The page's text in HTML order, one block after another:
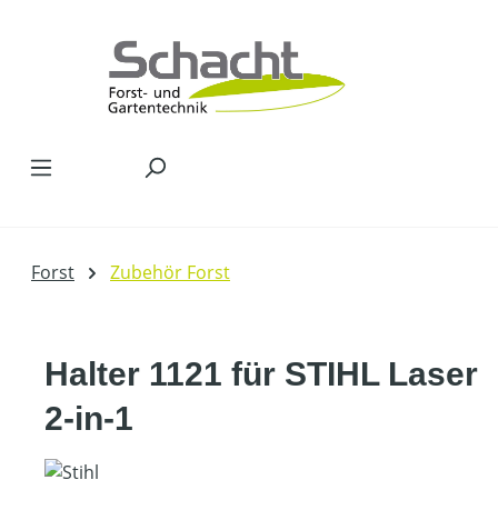
Forst Zubehör Forst
Halter 1121 für STIHL Laser
2-in-1